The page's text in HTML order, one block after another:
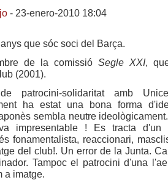
- 23-enero-2010 18:04
que sóc soci del Barça.
de la comissió Segle XXI,
(2001).
patrocini-solidaritat amb
ha estat una bona forma
sembla neutre
impresentable ! Es tracta d'un
fonamentalista, reaccionari,
del club!. Un error de la Junta.
Tampoc el patrocini d'una
a imatge.